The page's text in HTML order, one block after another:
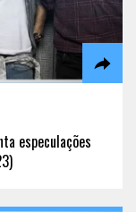
especulações